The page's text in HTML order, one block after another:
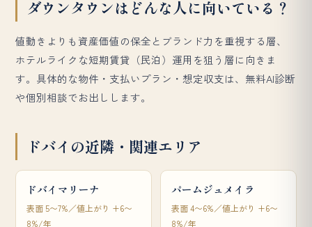
ダウンタウンはどんな人に向いている？
値動きよりも資産価値の保全とブランド力を重視する層、
ホテルライクな短期賃貸（民泊）運用を狙う層に向きま
す。具体的な物件・支払いプラン・想定収支は、無料AI診断
や個別相談でお出しします。
ドバイの近隣・関連エリア
ドバイマリーナ
表面 5〜7%／値上がり +6〜
8%/年
パームジュメイラ
表面 4〜6%／値上がり +6〜
8%/年